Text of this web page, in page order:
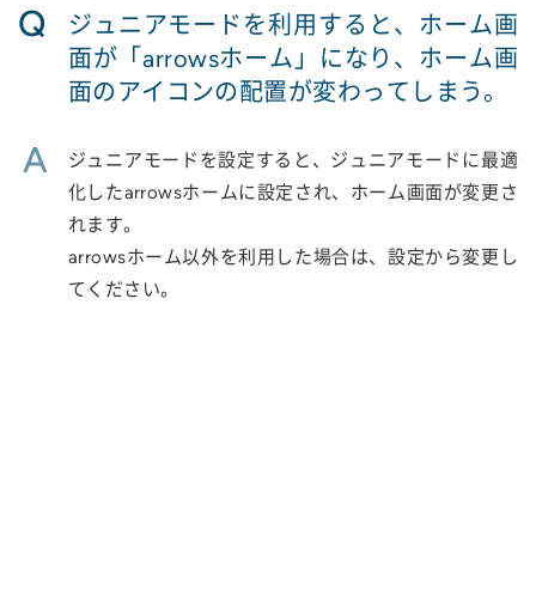
Q
ジュニアモードを利用すると、ホーム画
面が「arrowsホーム」になり、ホーム画
面のアイコンの配置が変わってしまう。
A
ジュニアモードを設定すると、ジュニアモードに最適
化したarrowsホームに設定され、ホーム画面が変更さ
れます。
arrowsホーム以外を利用した場合は、設定から変更し
てください。